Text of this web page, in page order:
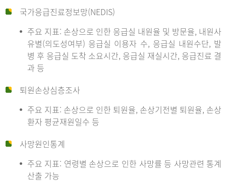
국가응급진료정보망(NEDIS)
주요 지표: 손상으로 인한 응급실 내원율 및 방문율, 내원사
유별(의도성여부) 응급실 이용자 수, 응급실 내원수단, 발
병 후 응급실 도착 소요시간, 응급실 재실시간, 응급진료 결
과 등
퇴원손상심층조사
주요 지표: 손상으로 인한 퇴원율, 손상기전별 퇴원율, 손상
환자 평균재원일수 등
사망원인통계
주요 지표: 연령별 손상으로 인한 사망률 등 사망관련 통계
산출 가능